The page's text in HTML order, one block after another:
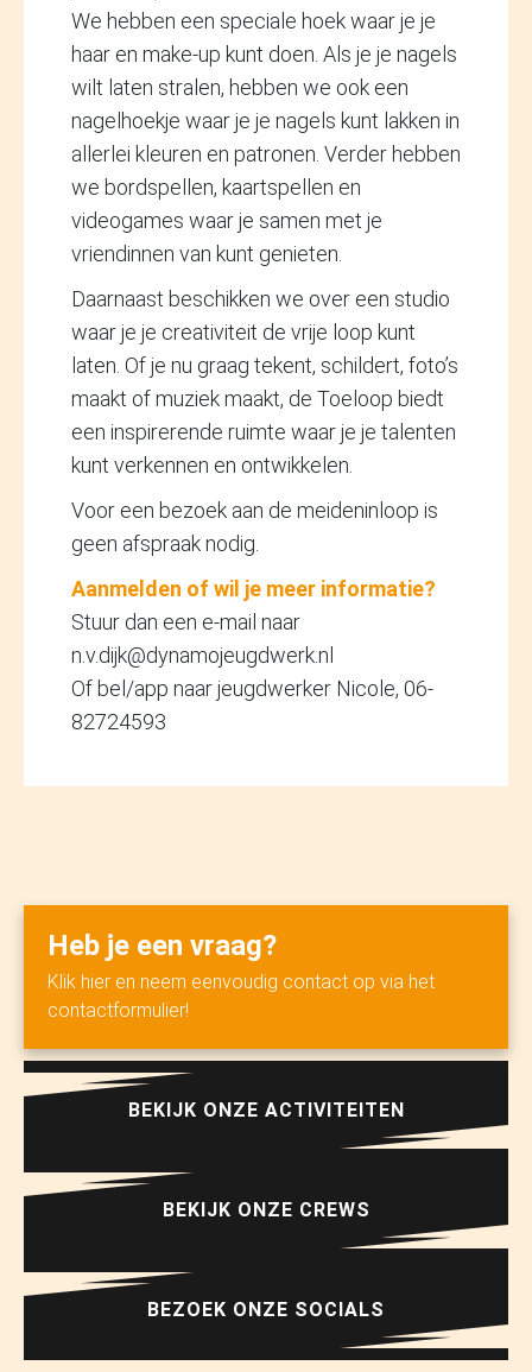
We hebben een speciale hoek waar je je
haar en make-up kunt doen. Als je je nagels
wilt laten stralen, hebben we ook een
nagelhoekje waar je je nagels kunt lakken in
allerlei kleuren en patronen. Verder hebben
we bordspellen, kaartspellen en
videogames waar je samen met je
vriendinnen van kunt genieten.
Daarnaast beschikken we over een studio
waar je je creativiteit de vrije loop kunt
laten. Of je nu graag tekent, schildert, foto’s
maakt of muziek maakt, de Toeloop biedt
een inspirerende ruimte waar je je talenten
kunt verkennen en ontwikkelen.
Voor een bezoek aan de meideninloop is
geen afspraak nodig.
Aanmelden of wil je meer informatie?
Stuur dan een e-mail naar
n.v.dijk@dynamojeugdwerk.nl
Of bel/app naar jeugdwerker Nicole, 06-
82724593
Heb je een vraag?
Klik hier en neem eenvoudig contact op via het
contactformulier!
BEKIJK ONZE ACTIVITEITEN
BEKIJK ONZE CREWS
BEZOEK ONZE SOCIALS